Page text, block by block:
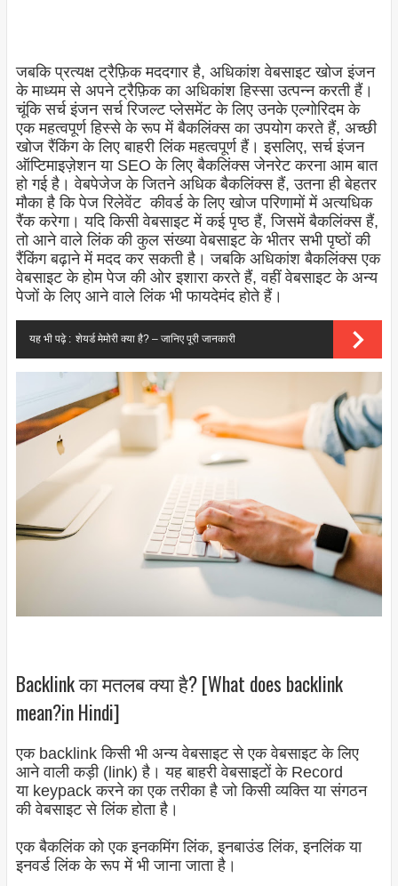
जबकि प्रत्यक्ष ट्रैफ़िक मददगार है, अधिकांश वेबसाइट खोज इंजन
के माध्यम से अपने ट्रैफ़िक का अधिकांश हिस्सा उत्पन्न करती हैं।
चूंकि सर्च इंजन सर्च रिजल्ट प्लेसमेंट के लिए उनके एल्गोरिदम के
एक महत्वपूर्ण हिस्से के रूप में बैकलिंक्स का उपयोग करते हैं, अच्छी
खोज रैंकिंग के लिए बाहरी लिंक महत्वपूर्ण हैं। इसलिए, सर्च इंजन
ऑप्टिमाइज़ेशन या SEO के लिए बैकलिंक्स जेनरेट करना आम बात
हो गई है। वेबपेजेज के जितने अधिक बैकलिंक्स हैं, उतना ही बेहतर
मौका है कि पेज रिलेवेंट कीवर्ड के लिए खोज परिणामों में अत्यधिक
रैंक करेगा। यदि किसी वेबसाइट में कई पृष्ठ हैं, जिसमें बैकलिंक्स हैं,
तो आने वाले लिंक की कुल संख्या वेबसाइट के भीतर सभी पृष्ठों की
रैंकिंग बढ़ाने में मदद कर सकती है। जबकि अधिकांश बैकलिंक्स एक
वेबसाइट के होम पेज की ओर इशारा करते हैं, वहीं वेबसाइट के अन्य
पेजों के लिए आने वाले लिंक भी फायदेमंद होते हैं।
यह भी पढ़े : शेयर्ड मेमोरी क्या है? – जानिए पूरी जानकारी
Backlink का मतलब क्या है? [What does backlink
mean?in Hindi]
एक backlink किसी भी अन्य वेबसाइट से एक वेबसाइट के लिए
आने वाली कड़ी (link) है। यह बाहरी वेबसाइटों के Record
या keypack करने का एक तरीका है जो किसी व्यक्ति या संगठन
की वेबसाइट से लिंक होता है।
एक बैकलिंक को एक इनकमिंग लिंक, इनबाउंड लिंक, इनलिंक या
इनवर्ड लिंक के रूप में भी जाना जाता है।